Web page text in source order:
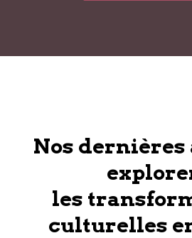
Nos dernières
les
culturelles